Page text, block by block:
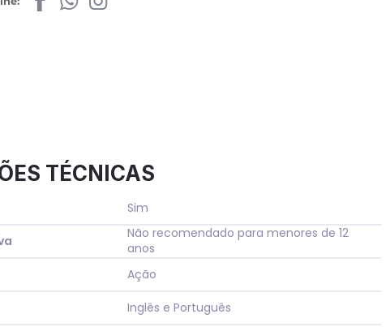
TÉCNICAS
Sim
Não recomendado para menores de 12
anos
Ação
Inglês e Português